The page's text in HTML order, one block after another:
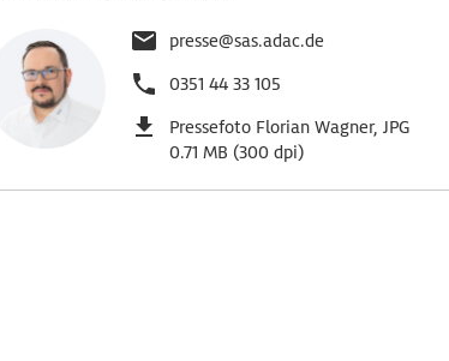
presse@sas.adac.de
0351 44 33 105
Pressefoto Florian Wagner, JPG
0.71 MB (300 dpi)